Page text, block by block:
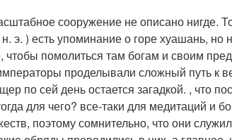
сооружение не описано нигде.
э. ) есть упоминание о горе хуашань,
чтобы помолиться там богам и своим
проделывали сложный путь к
по сей день остается загадкой. , что
для чего? все-таки для медитаций и
поэтому сомнительно, что они